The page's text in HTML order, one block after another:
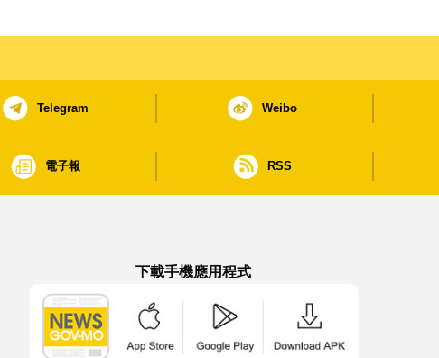
Telegram Weibo
電子報 RSS
下載手機應用程式